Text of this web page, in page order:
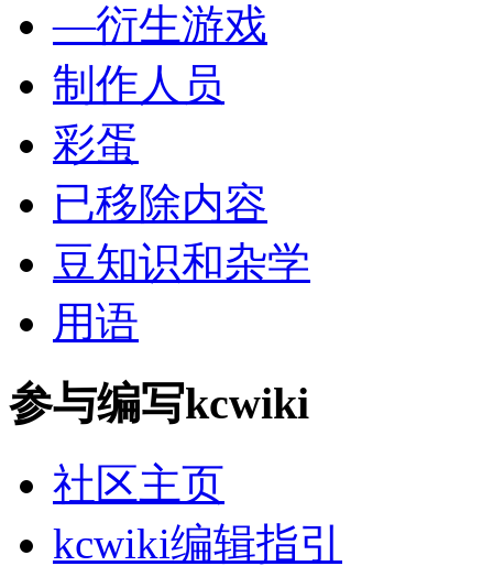
—衍生游戏
制作人员
彩蛋
已移除内容
豆知识和杂学
用语
参与编写kcwiki
社区主页
kcwiki编辑指引